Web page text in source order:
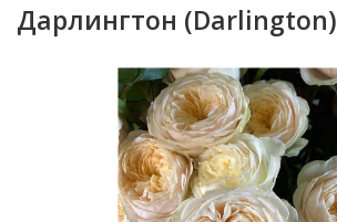
Дарлингтон (Darlington)